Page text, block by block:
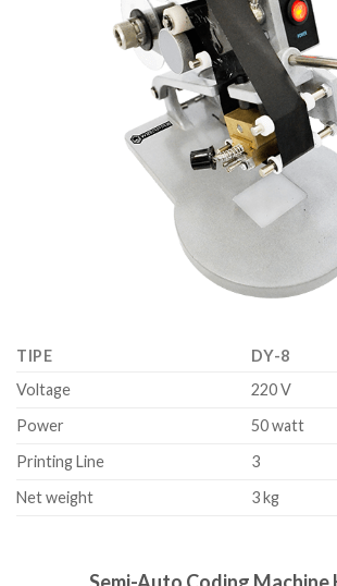
TIPE
DY-8
Voltage
220 V
Power
50 watt
Printing Line
3
Net weight
3 kg